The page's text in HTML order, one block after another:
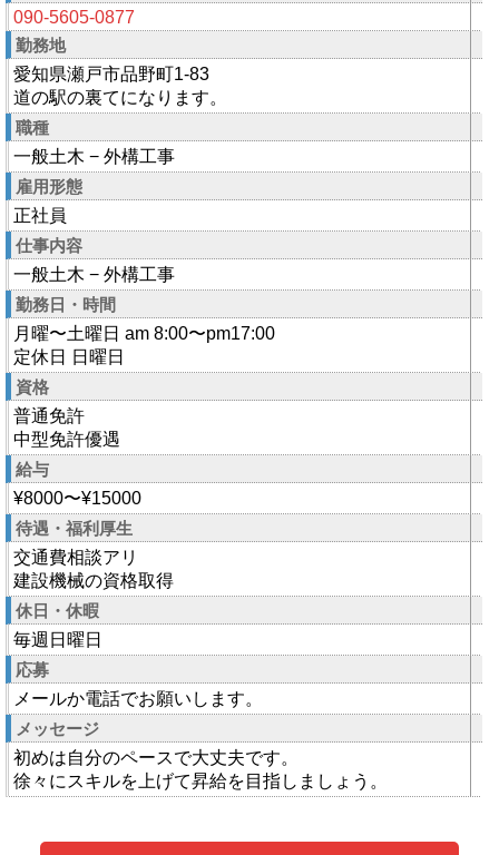
090-5605-0877
勤務地
愛知県瀬戸市品野町1-83
道の駅の裏てになります。
職種
一般土木 − 外構工事
雇用形態
正社員
仕事内容
一般土木 − 外構工事
勤務日・時間
月曜〜土曜日 am 8:00〜pm17:00
定休日 日曜日
資格
普通免許
中型免許優遇
給与
¥8000〜¥15000
待遇・福利厚生
交通費相談アリ
建設機械の資格取得
休日・休暇
毎週日曜日
応募
メールか電話でお願いします。
メッセージ
初めは自分のペースで大丈夫です。
徐々にスキルを上げて昇給を目指しましょう。